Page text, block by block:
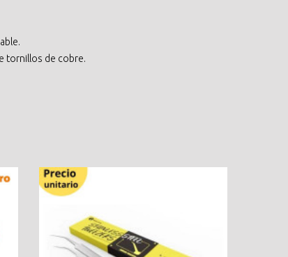
tornillos de cobre.